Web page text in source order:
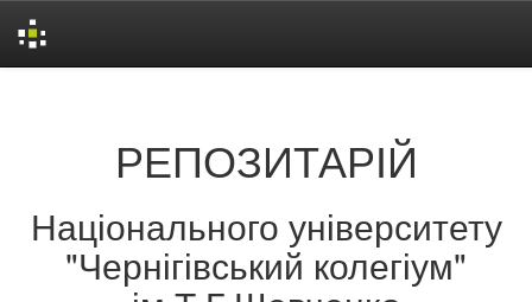
РЕПОЗИТАРІЙ
Національного університету
"Чернігівський колегіум"